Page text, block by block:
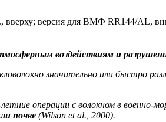
вверху; версия для ВМФ RR144/AL,
воздействиям и
значительно или быстро
операции с волокном в военно-
почве (Wilson et al., 2000).